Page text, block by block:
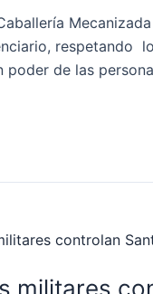
respetando
poder de las
militares